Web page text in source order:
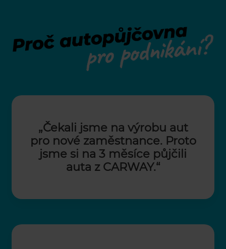
„Čekali jsme na výrobu aut
pro nové zaměstnance. Proto
jsme si na 3 měsíce půjčili
auta z CARWAY.“